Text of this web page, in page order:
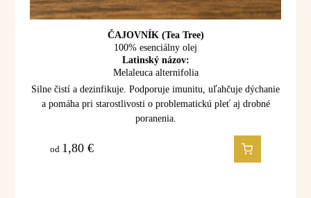
ČAJOVNÍK (Tea Tree)
100% esenciálny olej
Latinský názov:
Melaleuca alternifolia
Silne čistí a dezinfikuje. Podporuje imunitu, uľahčuje dýchanie
a pomáha pri starostlivosti o problematickú pleť aj drobné
poranenia.
od 1,80€